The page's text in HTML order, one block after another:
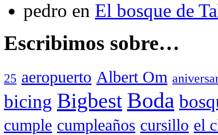
pedro en El bosque de
Escribimos sobre…
25 aeropuerto Albert Om
bicing Bigbest Boda
cumple cumpleaños cursillo el